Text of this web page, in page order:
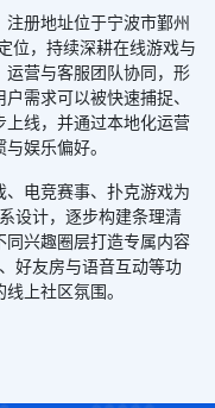
册地址位于宁波市鄞州
位，持续深耕在线游戏与
营与客服团队协同，形
需求可以被快速捕捉、
线，并通过本地化运营
娱乐偏好。
、电竞赛事、扑克游戏为
设计，逐步构建条理清
同兴趣圈层打造专属内容
好友房与语音互动等功
上社区氛围。